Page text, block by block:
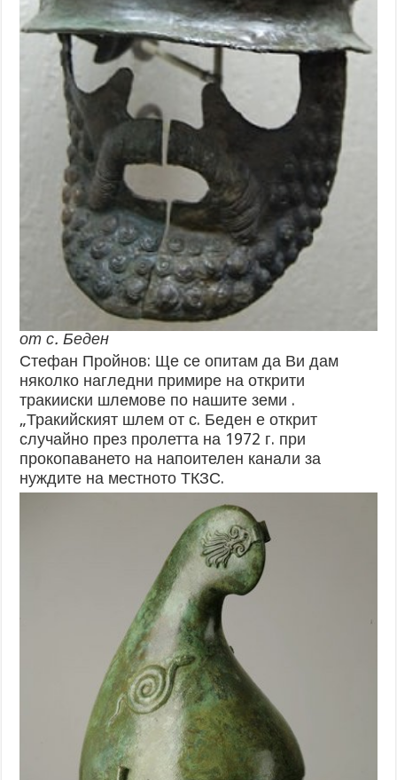
от с. Беден
Стефан Пройнов: Ще се опитам да Ви дам
няколко нагледни примире на открити
тракииски шлемове по нашите земи .
„Тракийският шлем от с. Беден е открит
случайно през пролетта на 1972 г. при
прокопаването на напоителен канали за
нуждите на местното ТКЗС.